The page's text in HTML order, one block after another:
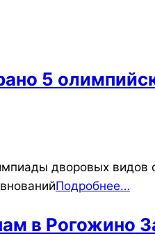
5
дворовых видов
Подробнее…
в Рогожино